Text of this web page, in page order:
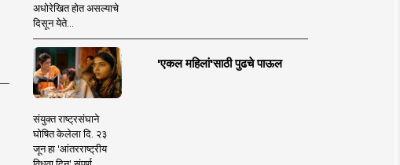
अधोरेखित होत असल्याचे
दिसून येते...
'एकल महिलां'साठी पुढचे पाऊल
संयुक्त राष्ट्रसंघाने
घोषित केलेला दि. २३
जून हा 'आंतरराष्ट्रीय